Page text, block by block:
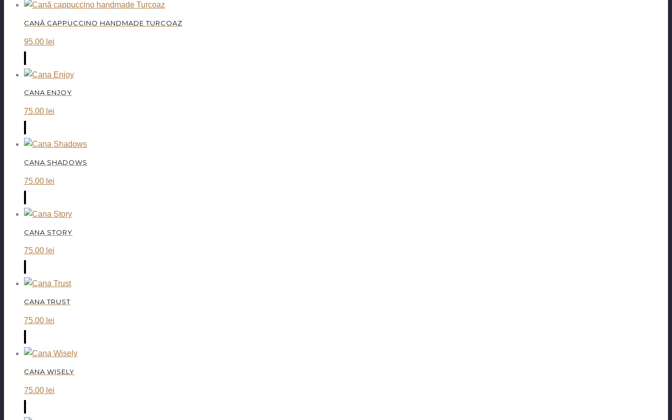
CANĂ CAPPUCCINO HANDMADE TURCOAZ
95.00 lei
CANA ENJOY
75.00 lei
CANA SHADOWS
75.00 lei
CANA STORY
75.00 lei
CANA TRUST
75.00 lei
CANA WISELY
75.00 lei